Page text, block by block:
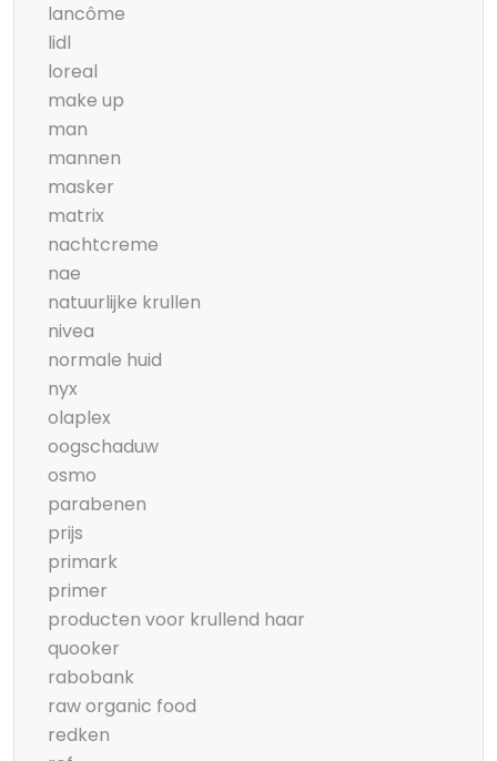
lancôme
lidl
loreal
make up
man
mannen
masker
matrix
nachtcreme
nae
natuurlijke krullen
nivea
normale huid
nyx
olaplex
oogschaduw
osmo
parabenen
prijs
primark
primer
producten voor krullend haar
quooker
rabobank
raw organic food
redken